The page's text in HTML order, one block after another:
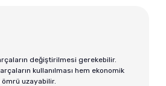
değiştirilmesi gerekebilir.
kullanılması hem ekonomik
uzayabilir.